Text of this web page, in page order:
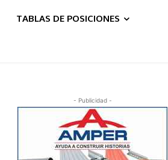
TABLAS DE POSICIONES
- Publicidad -